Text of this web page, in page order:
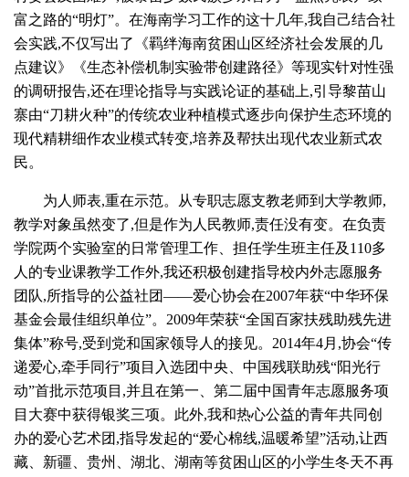
富之路的“明灯”。在海南学习工作的这十几年,我自己结合社
会实践,不仅写出了《羁绊海南贫困山区经济社会发展的几
点建议》《生态补偿机制实验带创建路径》等现实针对性强
的调研报告,还在理论指导与实践论证的基础上,引导黎苗山
寨由“刀耕火种”的传统农业种植模式逐步向保护生态环境的
现代精耕细作农业模式转变,培养及帮扶出现代农业新式农
民。
为人师表,重在示范。从专职志愿支教老师到大学教师,
教学对象虽然变了,但是作为人民教师,责任没有变。在负责
学院两个实验室的日常管理工作、担任学生班主任及110多
人的专业课教学工作外,我还积极创建指导校内外志愿服务
团队,所指导的公益社团——爱心协会在2007年获“中华环保
基金会最佳组织单位”。2009年荣获“全国百家扶残助残先进
集体”称号,受到党和国家领导人的接见。2014年4月,协会“传
递爱心,牵手同行”项目入选团中央、中国残联助残“阳光行
动”首批示范项目,并且在第一、第二届中国青年志愿服务项
目大赛中获得银奖三项。此外,我和热心公益的青年共同创
办的爱心艺术团,指导发起的“爱心棉线,温暖希望”活动,让西
藏、新疆、贵州、湖北、湖南等贫困山区的小学生冬天不再